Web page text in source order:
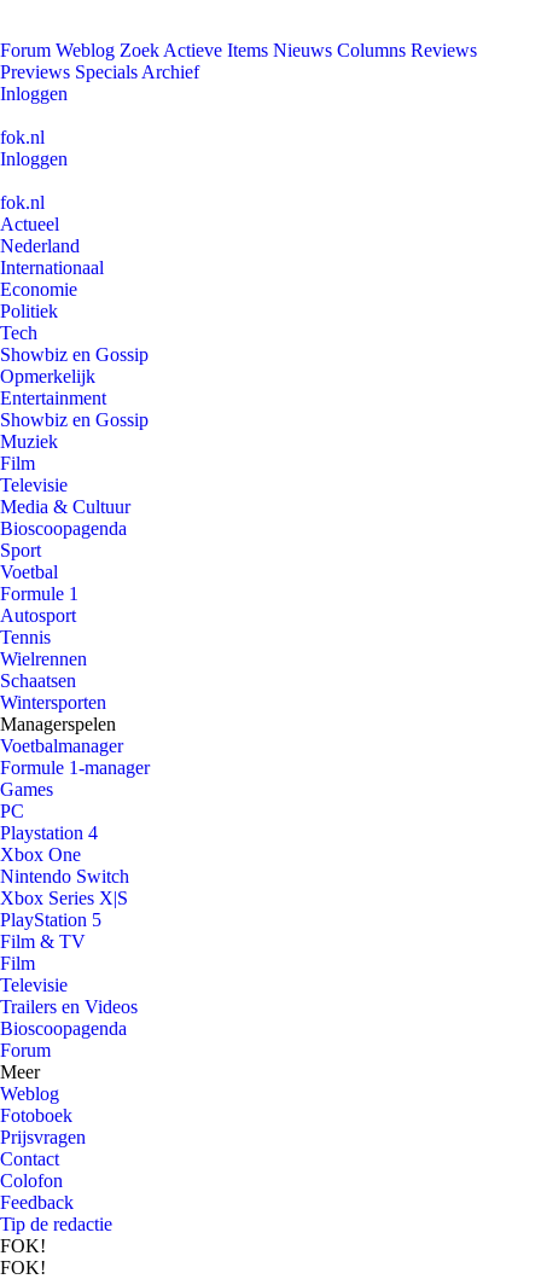
Forum Weblog Zoek Actieve Items Nieuws Columns Reviews
Previews Specials Archief
Inloggen
fok.nl
Inloggen
fok.nl
Actueel
Nederland
Internationaal
Economie
Politiek
Tech
Showbiz en Gossip
Opmerkelijk
Entertainment
Showbiz en Gossip
Muziek
Film
Televisie
Media & Cultuur
Bioscoopagenda
Sport
Voetbal
Formule 1
Autosport
Tennis
Wielrennen
Schaatsen
Wintersporten
Managerspelen
Voetbalmanager
Formule 1-manager
Games
PC
Playstation 4
Xbox One
Nintendo Switch
Xbox Series X|S
PlayStation 5
Film & TV
Film
Televisie
Trailers en Videos
Bioscoopagenda
Forum
Meer
Weblog
Fotoboek
Prijsvragen
Contact
Colofon
Feedback
Tip de redactie
FOK!
FOK!